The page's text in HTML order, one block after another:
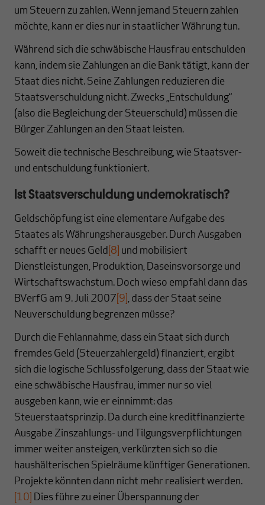
um Steuern zu zahlen. Wenn jemand Steuern zahlen
möchte, kann er dies nur in staatlicher Währung tun.
Während sich die schwäbische Hausfrau entschulden
kann, indem sie Zahlungen an die Bank tätigt, kann der
Staat dies nicht. Seine Zahlungen reduzieren die
Staatsverschuldung nicht. Zwecks „Entschuldung“
(also die Begleichung der Steuerschuld) müssen die
Bürger Zahlungen an den Staat leisten.
Soweit die technische Beschreibung, wie Staatsver-
und entschuldung funktioniert.
Ist Staatsverschuldung undemokratisch?
Geldschöpfung ist eine elementare Aufgabe des
Staates als Währungsherausgeber. Durch Ausgaben
schafft er neues Geld [8] und mobilisiert
Dienstleistungen, Produktion, Daseinsvorsorge und
Wirtschaftswachstum. Doch wieso empfahl dann das
BVerfG am 9. Juli 2007 [9] , dass der Staat seine
Neuverschuldung begrenzen müsse?
Durch die Fehlannahme, dass ein Staat sich durch
fremdes Geld (Steuerzahlergeld) finanziert, ergibt
sich die logische Schlussfolgerung, dass der Staat wie
eine schwäbische Hausfrau, immer nur so viel
ausgeben kann, wie er einnimmt: das
Steuerstaatsprinzip. Da durch eine kreditfinanzierte
Ausgabe Zinszahlungs- und Tilgungsverpflichtungen
immer weiter ansteigen, verkürzten sich so die
haushälterischen Spielräume künftiger Generationen.
Projekte könnten dann nicht mehr realisiert werden.
[10] Dies führe zu einer Überspannung der